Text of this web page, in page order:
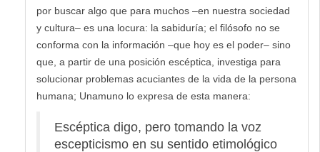
por buscar algo que para muchos –en nuestra sociedad
y cultura– es una locura: la sabiduría; el filósofo no se
conforma con la información –que hoy es el poder– sino
que, a partir de una posición escéptica, investiga para
solucionar problemas acuciantes de la vida de la persona
humana; Unamuno lo expresa de esta manera:
Escéptica digo, pero tomando la voz
escepticismo en su sentido etimológico